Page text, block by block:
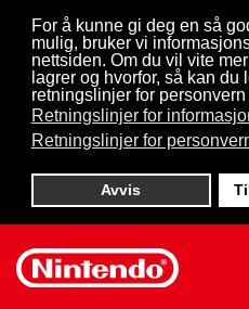
For å kunne gi deg en så
mulig, bruker vi
nettsiden. Om du vil vite
lagrer og hvorfor, så kan du
retningslinjer for
Retningslinjer for
Retningslinjer for
Avvis
Skip to main content